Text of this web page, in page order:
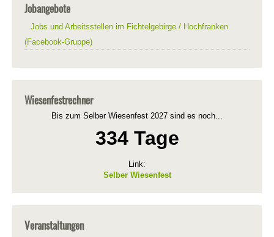
Jobangebote
Jobs und Arbeitsstellen im Fichtelgebirge / Hochfranken
(Facebook-Gruppe)
Wiesenfestrechner
Bis zum Selber Wiesenfest 2027 sind es noch...
334 Tage
Link:
Selber Wiesenfest
Veranstaltungen